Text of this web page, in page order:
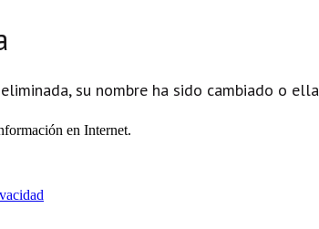
su nombre ha sido cambiado o
en Internet.